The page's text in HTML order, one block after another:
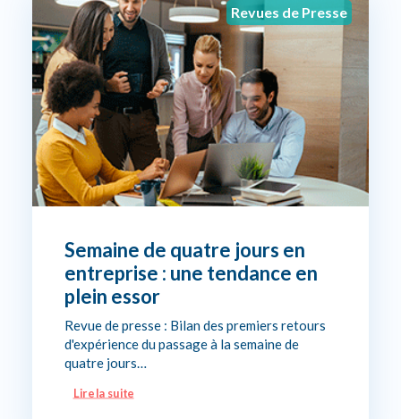
Revues de Presse
Semaine de quatre jours en
entreprise : une tendance en
plein essor
Revue de presse : Bilan des premiers retours
d'expérience du passage à la semaine de
quatre jours…
Lire la suite